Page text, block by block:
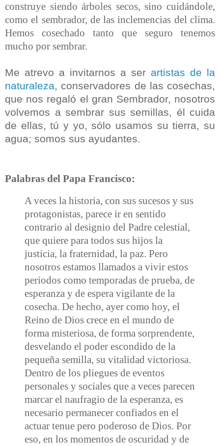
construye siendo árboles secos, sino cuidándole,
como el sembrador, de las inclemencias del clima.
Hemos cosechado tanto que seguro tenemos
mucho por sembrar.
Me atrevo a invitarnos a ser artistas de la
naturaleza, conservadores de las cosechas,
que nos regaló el gran Sembrador, nosotros
volvemos a sembrar sus semillas, él cuida
de ellas,tú y yo, sólo usamos su tierra, su
agua; somos sus ayudantes.
Palabras del Papa Francisco:
A veces la historia, con sus sucesos y sus
protagonistas, parece ir en sentido
contrario al designio del Padre celestial,
que quiere para todos sus hijos la
justicia, la fraternidad, la paz. Pero
nosotros estamos llamados a vivir estos
periodos como temporadas de prueba, de
esperanza y de espera vigilante de la
cosecha. De hecho, ayer como hoy, el
Reino de Dios crece en el mundo de
forma misteriosa, de forma sorprendente,
desvelando el poder escondido de la
pequeña semilla, su vitalidad victoriosa.
Dentro de los pliegues de eventos
personales y sociales que a veces parecen
marcar el naufragio de la esperanza, es
necesario permanecer confiados en el
actuar tenue pero poderoso de Dios. Por
eso, en los momentos de oscuridad y de